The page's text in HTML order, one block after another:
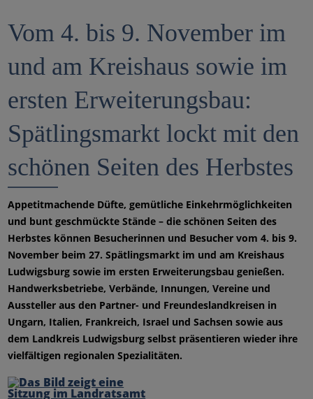
Vom 4. bis 9. November im
und am Kreishaus sowie im
ersten Erweiterungsbau:
Spätlingsmarkt lockt mit den
schönen Seiten des Herbstes
Appetitmachende Düfte, gemütliche Einkehrmöglichkeiten
und bunt geschmückte Stände – die schönen Seiten des
Herbstes können Besucherinnen und Besucher vom 4. bis 9.
November beim 27. Spätlingsmarkt im und am Kreishaus
Ludwigsburg sowie im ersten Erweiterungsbau genießen.
Handwerksbetriebe, Verbände, Innungen, Vereine und
Aussteller aus den Partner- und Freundeslandkreisen in
Ungarn, Italien, Frankreich, Israel und Sachsen sowie aus
dem Landkreis Ludwigsburg selbst präsentieren wieder ihre
vielfältigen regionalen Spezialitäten.